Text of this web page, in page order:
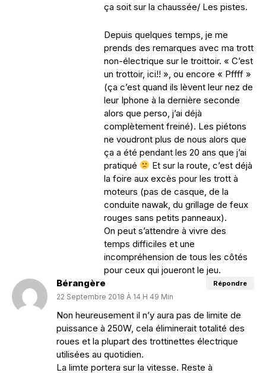
ça soit sur la chaussée/ Les pistes.
Depuis quelques temps, je me
prends des remarques avec ma trott
non-électrique sur le troittoir. « C’est
un trottoir, ici!! », ou encore « Pffff »
(ça c’est quand ils lèvent leur nez de
leur Iphone à la dernière seconde
alors que perso, j’ai déjà
complètement freiné). Les piétons
ne voudront plus de nous alors que
ça a été pendant les 20 ans que j’ai
pratiqué
Et sur la route, c’est déjà
la foire aux excès pour les trott à
moteurs (pas de casque, de la
conduite nawak, du grillage de feux
rouges sans petits panneaux).
On peut s’attendre à vivre des
temps difficiles et une
incompréhension de tous les côtés
pour ceux qui joueront le jeu.
Bérangère
22 Septembre 2018 À 14 H 49 Min
Non heureusement il n’y aura pas de limite de
puissance à 250W, cela éliminerait totalité des
roues et la plupart des trottinettes électrique
utilisées au quotidien.
La limte portera sur la vitesse. Reste à
Répondre